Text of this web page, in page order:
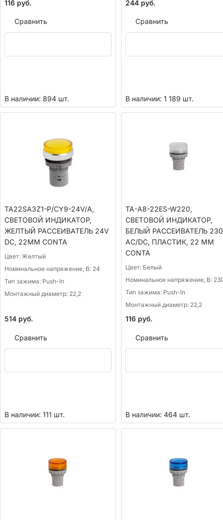
116 руб.
Сравнить
В наличии: 894 шт.
244руб.
Сравнить
В наличии: 1 189 шт.
TA22SA3Z1-P/CY9-24V/A,
СВЕТОВОЙ ИНДИКАТОР,
ЖЕЛТЫЙ РАССЕИВАТЕЛЬ 24V
DC, 22ММ CONTA
Цвет: Желтый
Номинальное напряжение, В: 24
Тип зажима: Push-In
Монтажный диаметр: 22,2
514 руб.
Сравнить
В наличии: 111 шт.
TA-A8-22ES-W220,
СВЕТОВОЙ ИНДИКАТОР,
БЕЛЫЙ РАССЕИВАТЕЛЬ
AC/DC, ПЛАСТИК, 22 ММ
CONTA
Цвет: Белый
Номинальное напряжение, В:
Тип зажима: Push-In
Монтажный диаметр: 22,2
116руб.
Сравнить
В наличии: 464 шт.